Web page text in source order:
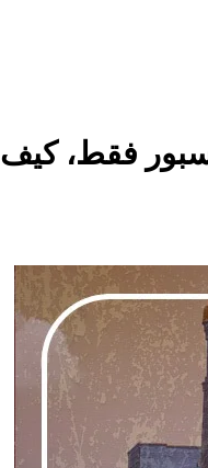
للمغاربة 2026| بالباسبور فقط، كيف